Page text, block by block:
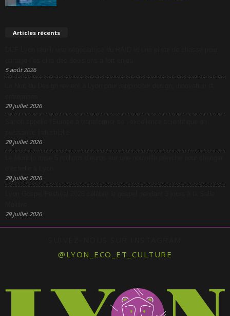
Articles récents
5 août 2026
29 juillet 2026
29 juillet 2026
29 juillet 2026
29 juillet 2026
@LYON_ECO_ET_CULTURE